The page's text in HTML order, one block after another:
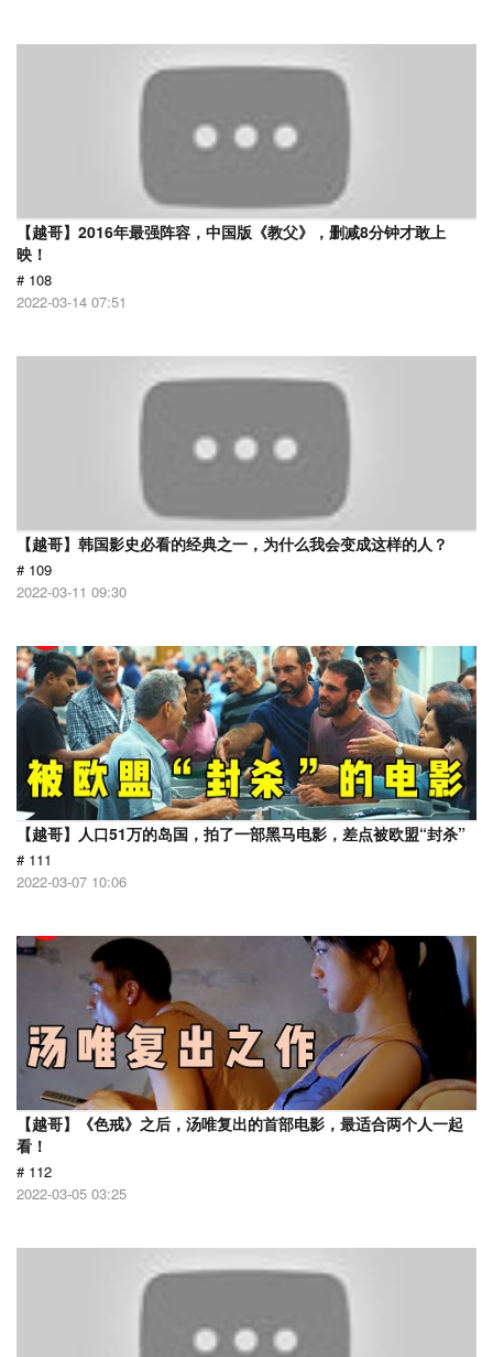
【越哥】2016年最强阵容，中国版《教父》，删减8分钟才敢上
映！
# 108
2022-03-14 07:51
【越哥】韩国影史必看的经典之一，为什么我会变成这样的人？
# 109
2022-03-11 09:30
【越哥】人口51万的岛国，拍了一部黑马电影，差点被欧盟“封杀”
# 111
2022-03-07 10:06
【越哥】《色戒》之后，汤唯复出的首部电影，最适合两个人一起
看！
# 112
2022-03-05 03:25